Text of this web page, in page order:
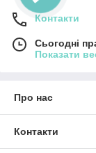
Контакти
Сьогодні
Показати
Про нас
Контакти